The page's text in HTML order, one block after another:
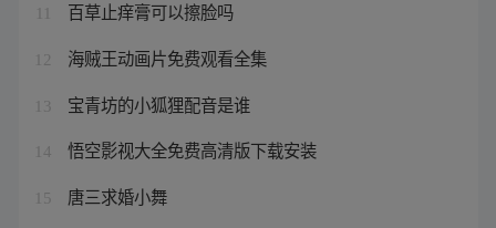
百草止痒膏可以擦脸吗
12 海贼王动画片免费观看全集
13 宝青坊的小狐狸配音是谁
14 悟空影视大全免费高清版下载安装
15 唐三求婚小舞